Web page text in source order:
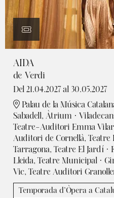
AIDA
de Verdi
Del 21.04.2027 al 30.05.2027
Palau de la Música
Sabadell, Àtrium ·
Teatre-Auditori Emma
Auditori de Cornellà, Teatre
Tarragona, Teatre El Jardí ·
Lleida, Teatre Municipal ·
Vic, Teatre Auditori
Temporada d’Òpera a